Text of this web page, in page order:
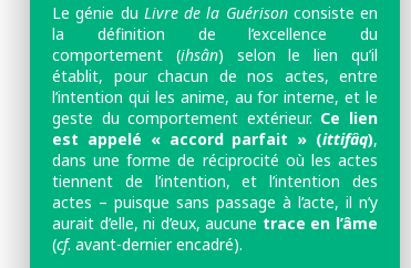
Le génie du Livre de la Guérisonconsiste en
la définition de l’excellence du
comportement (ihsân) selon le lien qu’il
établit, pour chacun de nos actes, entre
l’intention qui les anime, au for interne, et le
geste du comportement extérieur. Ce lien
est appelé « accord parfait » (ittifâq),
dans une forme de réciprocité où les actes
tiennent de l’intention, et l’intention des
actes – puisque sans passage à l’acte, il n’y
aurait d’elle, ni d’eux, aucune trace en l’âme
(cf. avant-dernier encadré).